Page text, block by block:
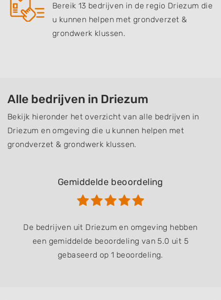
Bereik 13 bedrijven in de regio Driezum die
u kunnen helpen met grondverzet &
grondwerk klussen.
Alle bedrijven in Driezum
Bekijk hieronder het overzicht van alle bedrijven in
Driezum en omgeving die u kunnen helpen met
grondverzet & grondwerk klussen.
Gemiddelde beoordeling
De bedrijven uit Driezum en omgeving hebben
een gemiddelde beoordeling van 5.0 uit 5
gebaseerd op 1 beoordeling.